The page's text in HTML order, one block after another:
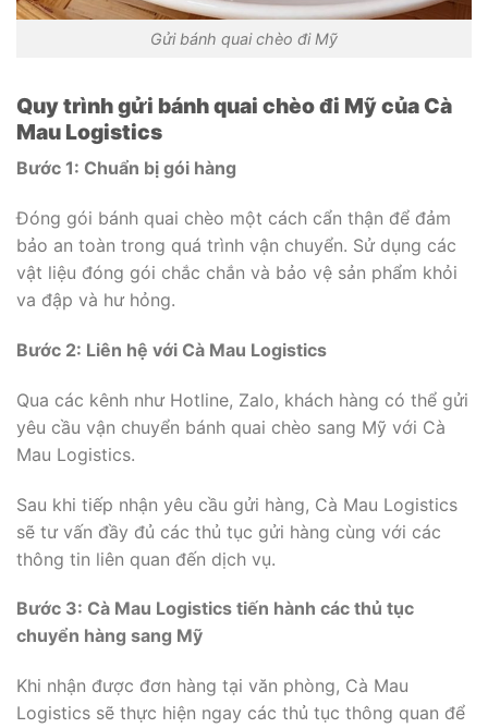
Gửi bánh quai chèo đi Mỹ
Quy trình gửi bánh quai chèo đi Mỹ của Cà
Mau Logistics
Bước 1: Chuẩn bị gói hàng
Đóng gói bánh quai chèo một cách cẩn thận để đảm
bảo an toàn trong quá trình vận chuyển. Sử dụng các
vật liệu đóng gói chắc chắn và bảo vệ sản phẩm khỏi
va đập và hư hỏng.
Bước 2: Liên hệ với Cà Mau Logistics
Qua các kênh như Hotline, Zalo, khách hàng có thể gửi
yêu cầu vận chuyển bánh quai chèo sang Mỹ với Cà
Mau Logistics.
Sau khi tiếp nhận yêu cầu gửi hàng, Cà Mau Logistics
sẽ tư vấn đầy đủ các thủ tục gửi hàng cùng với các
thông tin liên quan đến dịch vụ.
Bước 3: Cà Mau Logistics tiến hành các thủ tục
chuyển hàng sang Mỹ
Khi nhận được đơn hàng tại văn phòng, Cà Mau
Logistics sẽ thực hiện ngay các thủ tục thông quan để